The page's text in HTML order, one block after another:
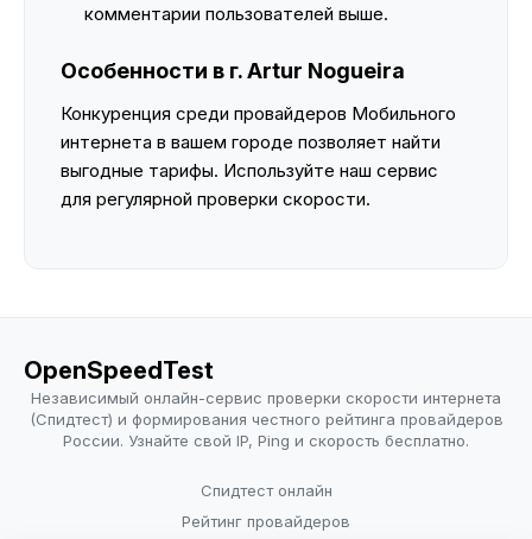
комментарии пользователей выше.
Особенности в г. Artur Nogueira
Конкуренция среди провайдеров Мобильного
интернета в вашем городе позволяет найти
выгодные тарифы. Используйте наш сервис
для регулярной проверки скорости.
OpenSpeedTest
Независимый онлайн-сервис проверки скорости интернета
(Спидтест) и формирования честного рейтинга провайдеров
России. Узнайте свой IP, Ping и скорость бесплатно.
Спидтест онлайн
Рейтинг провайдеров